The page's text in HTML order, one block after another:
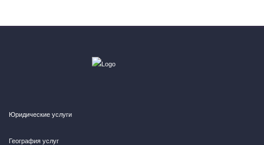
Юридические услуги
География услуг